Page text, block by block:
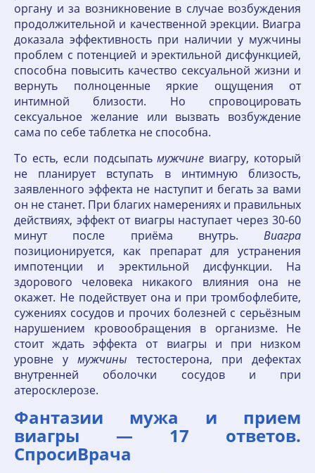
органу и за возникновение в случае возбуждения
продолжительной и качественной эрекции. Виагра
доказала эффективность при наличии у мужчины
проблем с потенцией и эректильной дисфункцией,
способна повысить качество сексуальной жизни и
вернуть полноценные яркие ощущения от
интимной близости. Но спровоцировать
сексуальное желание или вызвать возбуждение
сама по себе таблетка не способна.
То есть, если подсыпатьмужчине виагру, который
не планирует вступать в интимную близость,
заявленного эффекта не наступит и бегать за вами
он не станет. При благих намерениях и правильных
действиях, эффект от виагры наступает через 30-60
минут после приёма внутрь. Виагра
позиционируется, как препарат для устранения
импотенции и эректильной дисфункции. На
здорового человека никакого влияния она не
окажет. Не подействует она и при тромбофлебите,
сужениях сосудов и прочих болезней с серьёзным
нарушением кровообращения в организме. Не
стоит ждать эффекта от виагры и при низком
уровне у мужчины тестостерона, при дефектах
внутренней оболочки сосудов и при
атеросклерозе.
Фантазии мужа и прием
виагры — 17 ответов.
СпросиВрача